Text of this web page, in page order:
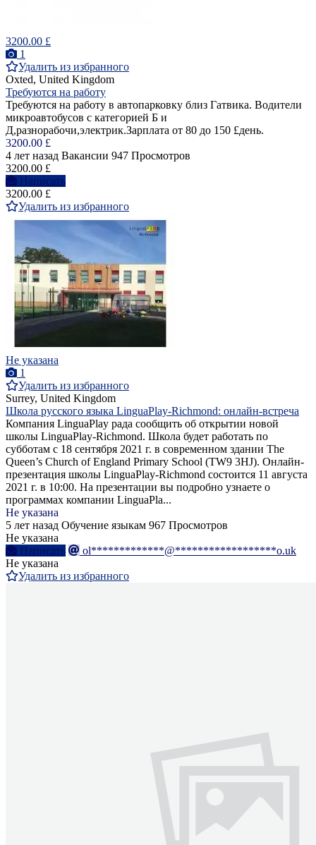
3200.00 £
1
Удалить из избранного
Oxted, United Kingdom
Требуются на работу
Требуются на работу в автопарковку близ Гатвика. Водители
микроавтобусов с категорией Б и
Д,разнорабочи,электрик.Зарплата от 80 до 150 £день.
3200.00 £
4 лет назад Вакансии 947 Просмотров
3200.00 £
Написать
3200.00 £
Удалить из избранного
Не указана
1
Удалить из избранного
Surrey, United Kingdom
Школа русского языка LinguaPlay-Richmond: онлайн-встреча
Компания LinguaPlay рада сообщить об открытии новой
школы LinguaPlay-Richmond. Школа будет работать по
субботам с 18 сентября 2021 г. в современном здании The
Queen’s Church of England Primary School (TW9 3HJ). Онлайн-
презентация школы LinguaPlay-Richmond состоится 11 августа
2021 г. в 10:00. На презентации вы подробно узнаете о
программах компании LinguaPla...
Не указана
5 лет назад Обучение языкам 967 Просмотров
Не указана
Написать
ol*************@******************o.uk
Не указана
Удалить из избранного